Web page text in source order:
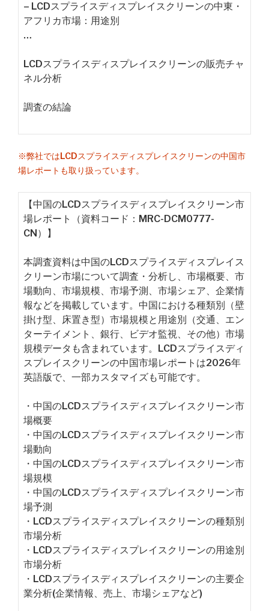
– LCDスプライスディスプレイスクリーンの中東・
アフリカ市場：用途別
…
LCDスプライスディスプレイスクリーンの販売チャ
ネル分析
調査の結論
※弊社ではLCDスプライスディスプレイスクリーンの中国市
場レポートも取り扱っています。
【中国のLCDスプライスディスプレイスクリーン市
場レポート（資料コード：MRC-DCM0777-
CN）】
本調査資料は中国のLCDスプライスディスプレイス
クリーン市場について調査・分析し、市場概要、市
場動向、市場規模、市場予測、市場シェア、企業情
報などを掲載しています。中国における種類別（壁
掛け型、床置き型）市場規模と用途別（交通、エン
ターテイメント、銀行、ビデオ監視、その他）市場
規模データも含まれています。LCDスプライスディ
スプレイスクリーンの中国市場レポートは2026年
英語版で、一部カスタマイズも可能です。
・中国のLCDスプライスディスプレイスクリーン市
場概要
・中国のLCDスプライスディスプレイスクリーン市
場動向
・中国のLCDスプライスディスプレイスクリーン市
場規模
・中国のLCDスプライスディスプレイスクリーン市
場予測
・LCDスプライスディスプレイスクリーンの種類別
市場分析
・LCDスプライスディスプレイスクリーンの用途別
市場分析
・LCDスプライスディスプレイスクリーンの主要企
業分析(企業情報、売上、市場シェアなど)